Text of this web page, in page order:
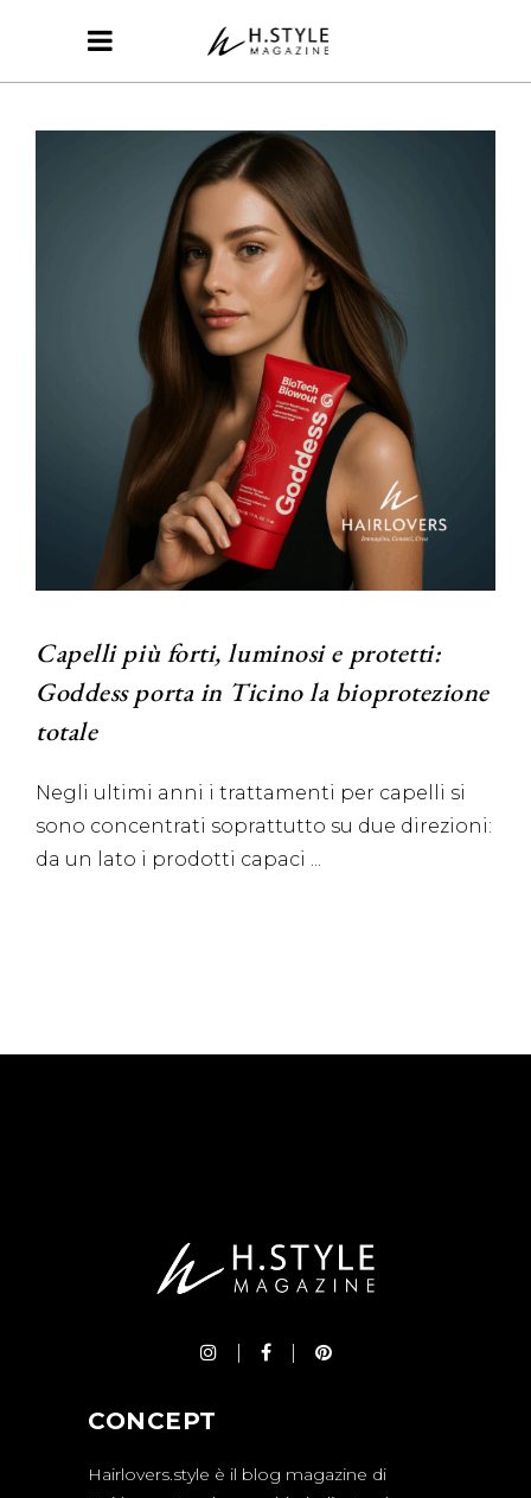
Capelli più forti, luminosi e protetti:
Goddess porta in Ticino la bioprotezione
totale
Negli ultimi anni i trattamenti per capelli si
sono concentrati soprattutto su due direzioni:
da un lato i prodotti capaci
CONCEPT
Hairlovers.style è il blog magazine di